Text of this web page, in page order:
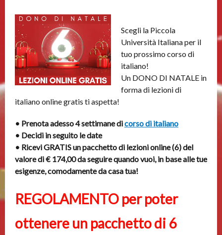
Scegli la Piccola
Università Italiana per il
tuo prossimo corso di
italiano!
Un DONO DI NATALE in
forma di lezioni di
italiano online gratis ti aspetta!
• Prenota adesso 4 settimane dicorso di italiano
• Decidi in seguito le date
• Ricevi GRATIS un pacchetto di lezioni online (6) del
valore di € 174,00 da seguire quando vuoi, in base alle tue
esigenze, comodamente da casa tua!
REGOLAMENTO per poter
ottenere un pacchetto di 6